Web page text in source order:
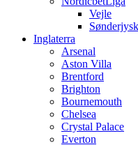
Vejle
Inglaterra
Arsenal
Aston Villa
Brentford
Brighton
Bournemouth
Chelsea
Crystal Palace
Everton